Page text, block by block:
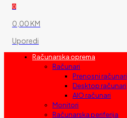
0
0,00 KM
Uporedi
Računarska oprema
Računari
Prenosni računari
Desktop računari
AIO računari
Monitori
Računarska periferija